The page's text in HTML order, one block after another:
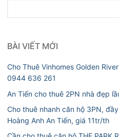
kiếm
BÀI VIẾT MỚI
Cho Thuê Vinhomes Golden
0944 636 261
An Tiến cho thuê 2PN nhà đẹp
Cho thuê nhanh căn hộ 3PN,
Hoàng Anh An Tiến, giá 11tr/th